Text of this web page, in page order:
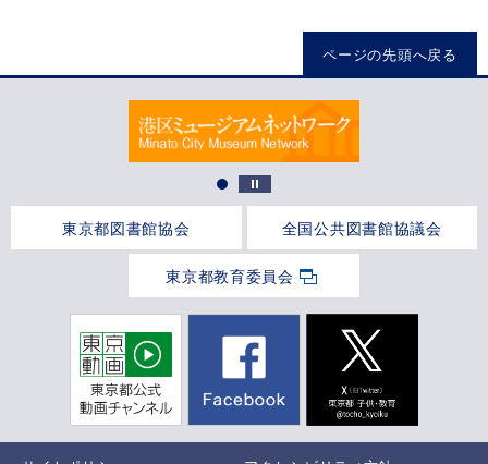
ページの先頭へ戻る
東京都図書館協会 全国公共図書館協議会
東京都教育委員会